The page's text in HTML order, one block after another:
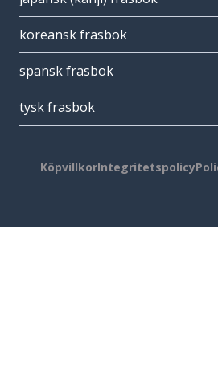
koreansk frasbok
spansk frasbok
tysk frasbok
KöpvillkorIntegritetspolicy